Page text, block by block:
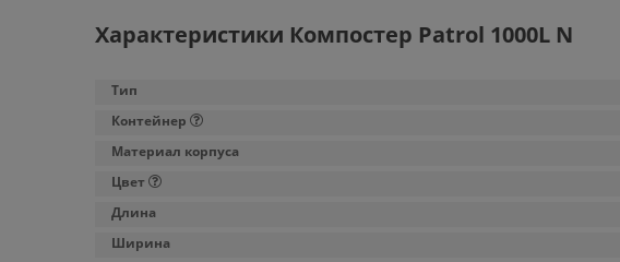
Характеристики Компостер Patrol 1000L N
Тип
Контейнер
Материал корпуса
Цвет
Длина
Ширина